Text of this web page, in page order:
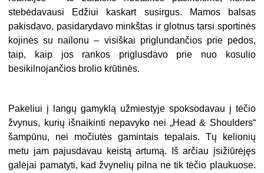
stebėdavausi Edžiui kaskart susirgus. Mamos balsas
pakisdavo, pasidarydavo minkštas ir glotnus tarsi sportinės
kojinės su nailonu – visiškai priglundančios prie pėdos,
taip, kaip jos rankos priglusdavo prie nuo kosulio
besikilnojančios brolio krūtinės.
Pakeliui į langų gamyklą užmiestyje spoksodavau į tėčio
žvynus, kurių išnaikinti nepavyko nei „Head & Shoulders“
šampūnu, nei močiutės gamintais tepalais. Tų kelionių
metu jam pajusdavau keistą artumą. Iš arčiau įsižiūrėjęs
galėjai pamatyti, kad žvynelių pilna ne tik tėčio plaukuose.